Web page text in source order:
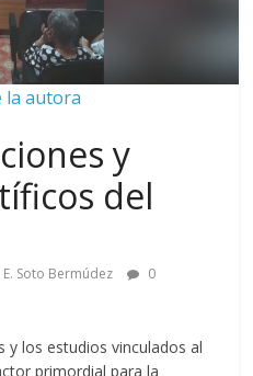
la autora
y
del
E. Soto Bermúdez
0
y los estudios vinculados al
primordial para la